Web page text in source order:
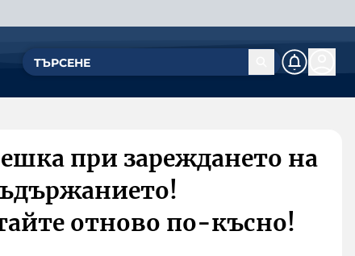
при зареждането на
отново по-късно!